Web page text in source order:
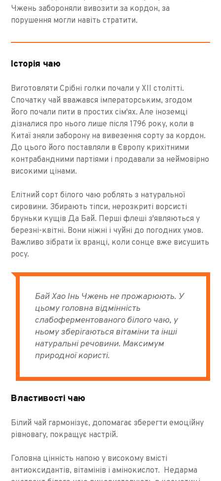
Чжень забороняли вивозити за кордон, за
порушення могли навіть стратити.
Історія чаю
Виготовляти Срібні голки почали у XII столітті.
Спочатку чай вважався імператорським, згодом
його почали пити в простих сім'ях. Але іноземці
дізналися про нього лише після 1796 року, коли в
Китаї зняли заборону на вивезення сорту за кордон.
До цього його поставляли в Європу крихітними
контрабандними партіями і продавали за неймовірно
високими цінами.
Елітний сорт білого чаю роблять з натуральної
сировини. Збирають тіпси, нерозкриті ворсисті
бруньки кущів Да Бай. Перші флеші з'являються у
березні-квітні. Вони ніжні і чуйні до погодних умов.
Важливо зібрати їх вранці, коли сонце вже висушить
росу.
Бай Хао Інь Чжень не прожарюють. У
цьому головна відмінність
слабоферментованого білого чаю, у
ньому зберігаються вітаміни та інші
натуральні речовини. Максимум
природної користі.
Властивості чаю
Білий чай гармонізує, допомагає зберегти емоційну
рівновагу, покращує настрій.
Головна цінність напою у високому вмісті
антиоксидантів, вітамінів і амінокислот. Недарма